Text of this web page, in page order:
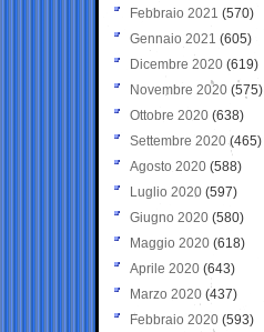
Febbraio 2021 (570)
Gennaio 2021 (605)
Dicembre 2020 (619)
Novembre 2020 (575)
Ottobre 2020 (638)
Settembre 2020(465)
Agosto 2020 (588)
Luglio 2020 (597)
Giugno 2020 (580)
Maggio 2020 (618)
Aprile 2020 (643)
Marzo 2020 (437)
Febbraio 2020 (593)